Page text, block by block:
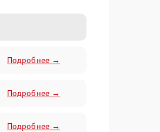
Подробнее →
Подробнее →
Подробнее →